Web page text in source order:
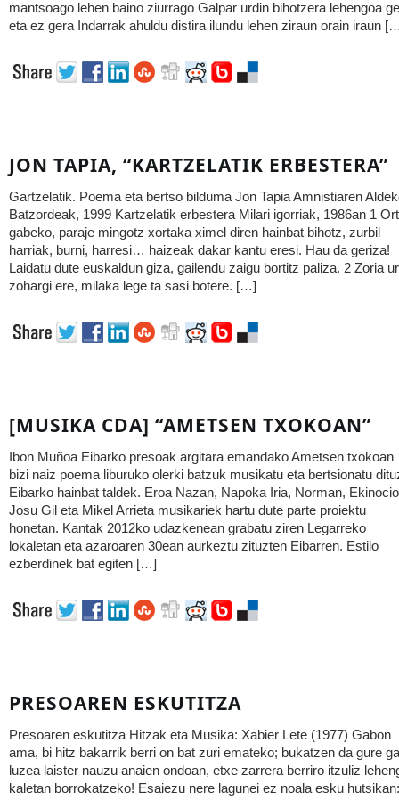
mantsoago lehen baino ziurrago Galpar urdin bihotzera lehengoa
eta ez gera Indarrak ahuldu distira ilundu lehen ziraun orain iraun
JON TAPIA, “KARTZELATIK ERBESTERA”
Gartzelatik. Poema eta bertso bilduma Jon Tapia Amnistiaren
Batzordeak, 1999 Kartzelatik erbestera Milari igorriak, 1986an 1
gabeko, paraje mingotz xortaka ximel diren hainbat bihotz, zurbil
harriak, burni, harresi… haizeak dakar kantu eresi. Hau da geriza!
Laidatu dute euskaldun giza, gailendu zaigu bortitz paliza. 2 Zoria
zohargi ere, milaka lege ta sasi botere. […]
[MUSIKA CDA] “AMETSEN TXOKOAN”
Ibon Muñoa Eibarko presoak argitara emandako Ametsen txokoan
bizi naiz poema liburuko olerki batzuk musikatu eta bertsionatu
Eibarko hainbat taldek. Eroa Nazan, Napoka Iria, Norman,
Josu Gil eta Mikel Arrieta musikariek hartu dute parte proiektu
honetan. Kantak 2012ko udazkenean grabatu ziren Legarreko
lokaletan eta azaroaren 30ean aurkeztu zituzten Eibarren. Estilo
ezberdinek bat egiten […]
PRESOAREN ESKUTITZA
Presoaren eskutitza Hitzak eta Musika: Xabier Lete (1977) Gabon
ama, bi hitz bakarrik berri on bat zuri emateko; bukatzen da gure
luzea laister nauzu anaien ondoan, etxe zarrera berriro itzuliz
kaletan borrokatzeko! Esaiezu nere lagunei ez noala esku hutsikan: